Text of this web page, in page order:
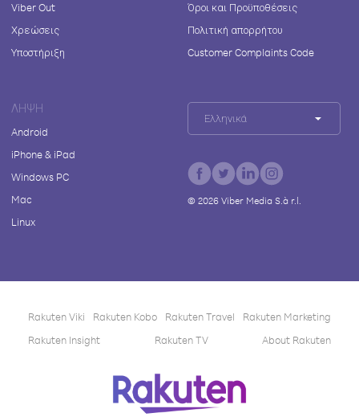
Viber Out
Χρεώσεις
Υποστήριξη
Όροι και Προϋποθέσεις
Πολιτική απορρήτου
Customer Complaints Code
ΛΉΨΗ
Android
iPhone & iPad
Windows PC
Mac
Linux
Ελληνικά
© 2026Viber Media S.à r.l.
Rakuten Viki Rakuten Kobo Rakuten Travel
Rakuten Marketing
Rakuten Insight
Rakuten TV About Rakuten